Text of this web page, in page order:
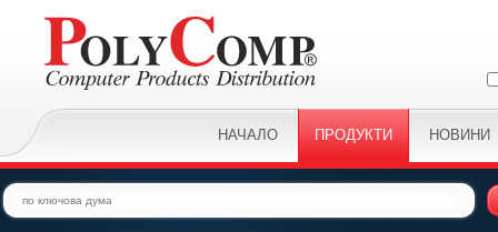
НАЧАЛО ПРОДУКТИ НОВИНИ